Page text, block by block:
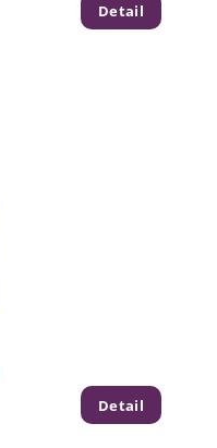
Detail
Detail